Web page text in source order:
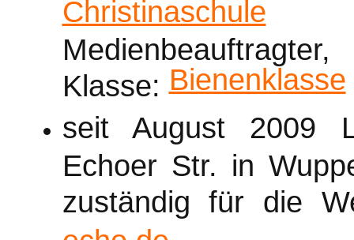
Christinaschule
Klasse: Bienenklasse
seit August 2009
Echoer Str. in
zuständig für die